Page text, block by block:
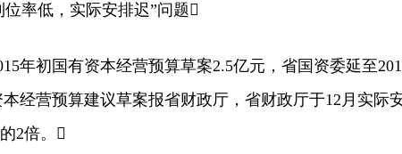
率低，实际安排迟”问题
初国有资本经营预算草案2.5亿元，省国资委延至
经营预算建议草案报省财政厅，省财政厅于12月实际
2倍。